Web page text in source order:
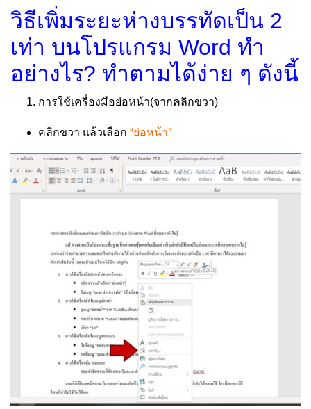
วิธีเพิ่มระยะห่างบรรทัดเป็น 2
เท่า บนโปรแกรม Word ทำ
อย่างไร? ทำตามได้ง่าย ๆ ดังนี้
การใช้เครื่องมือย่อหน้า(จากคลิกขวา)
คลิกขวา แล้วเลือก “ย่อหน้า”